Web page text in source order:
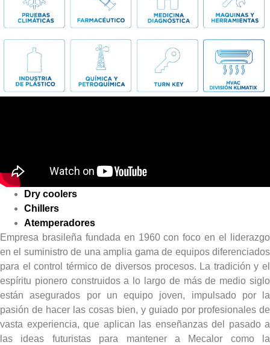
Dry coolers
Chillers
Atemperadores
Empresa brasileña fundada en 1960 con foco en el liderazgo
en el suministro de una amplia gama de equipos diferenciados
para el control térmico de diversos procesos. La tradición y el
espíritu pionero construidos a lo largo de más de medio siglo
están asegurados por un equipo joven, impulsado por la
pasión de hacer las cosas bien, y guiado por profesionales de
vasta experiencia, que aplican las enseñanzas del pasado a
las ideas futuristas para mantener a Mecalor como la